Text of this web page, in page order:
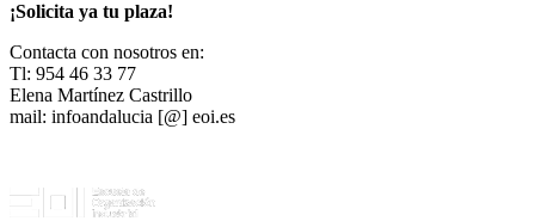
¡Solicita ya tu plaza!
Contacta con nosotros en:
Tl: 954 46 33 77
Elena Martínez Castrillo
mail: infoandalucia [@] eoi.es